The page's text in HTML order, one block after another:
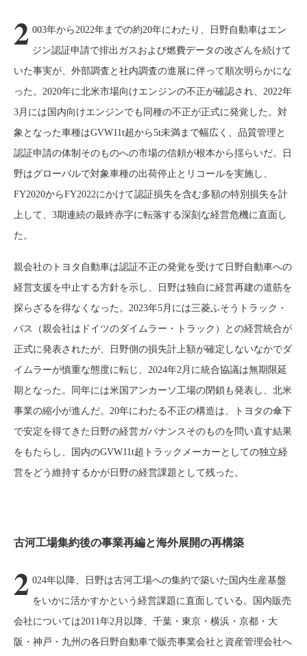
2 003年から2022年までの約20年にわたり、日野自動車はエン
ジン認証申請で排出ガスおよび燃費データの改ざんを続けて
いた事実が、外部調査と社内調査の進展に伴って順次明らかにな
った。2020年に北米市場向けエンジンの不正が確認され、2022年
3月には国内向けエンジンでも同種の不正が正式に発覚した。対
象となった車種はGVW11t超から5t未満まで幅広く、品質管理と
認証申請の体制そのものへの市場の信頼が根本から揺らいだ。日
野はグローバルで対象車種の出荷停止とリコールを実施し、
FY2020からFY2022にかけて認証損失を含む多額の特別損失を計
上して、3期連続の最終赤字に転落する深刻な経営危機に直面し
た。
親会社のトヨタ自動車は認証不正の発覚を受けて日野自動車への
経営支援を中止する方針を示し、日野は独自に経営再建の道筋を
探らざるを得なくなった。2023年5月には三菱ふそうトラック・
バス（親会社はドイツのダイムラー・トラック）との経営統合が
正式に発表されたが、日野側の損失計上額が確定しないなかでダ
イムラーが慎重な態度に転じ、2024年2月に統合協議は無期限延
期となった。同年には米国アンカーソ工場の閉鎖も発表し、北米
事業の縮小が進んだ。20年にわたる不正の構造は、トヨタの傘下
で安定を得てきた日野の経営ガバナンスそのものを問い直す結果
をもたらし、国内のGVW11t超トラックメーカーとしての独立経
営をどう維持するかが日野の経営課題として残った。
古河工場集約後の事業再編と海外展開の再構築
2 024年以降、日野は古河工場への集約で築いた国内生産基盤
をいかに活かすかという経営課題に直面している。国内販売
会社については2011年2月以降、千葉・東京・横浜・京都・大
阪・神戸・九州の各日野自動車で販売事業会社と資産管理会社へ